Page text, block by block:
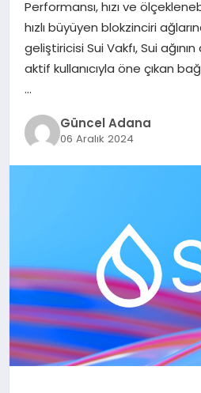
Performansı, hızı ve
hızlı büyüyen blokzinciri
geliştiricisi Sui Vakfı, Sui
aktif kullanıcıyla öne çıkan
…
Güncel Adana
06 Aralık 2024